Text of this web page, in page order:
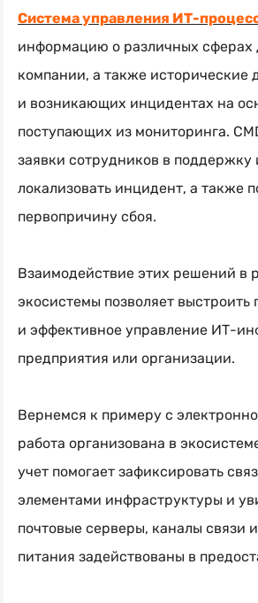
Система управления ИТ-
информацию о различных сферах
компании, а также исторические
и возникающих инцидентах на
поступающих из мониторинга.
заявки сотрудников в поддержку
локализовать инцидент, а также
первопричину сбоя.
Взаимодействие этих решений в
экосистемы позволяет выстроить
и эффективное управление ИТ-
предприятия или организации.
Вернемся к примеру с
работа организована в
учет помогает зафиксировать
элементами инфраструктуры и
почтовые серверы, каналы связи
питания задействованы в